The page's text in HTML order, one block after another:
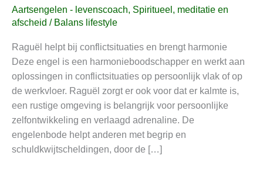
Aartsengelen - levenscoach, Spiritueel, meditatie en
afscheid / Balans lifestyle
Raguël helpt bij conflictsituaties en brengt harmonie
Deze engel is een harmonieboodschapper en werkt aan
oplossingen in conflictsituaties op persoonlijk vlak of op
de werkvloer. Raguël zorgt er ook voor dat er kalmte is,
een rustige omgeving is belangrijk voor persoonlijke
zelfontwikkeling en verlaagd adrenaline. De
engelenbode helpt anderen met begrip en
schuldkwijtscheldingen, door de […]
harmonie,
’t
de
jurist
bij
meningsverschillen,
zodat
de
rust
weer